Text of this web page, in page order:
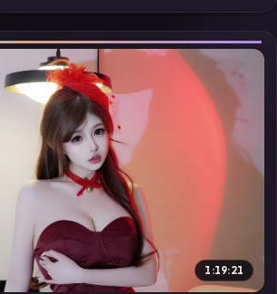
型高分佳作，畅享高清在线追剧体验。
▶
1:19:21